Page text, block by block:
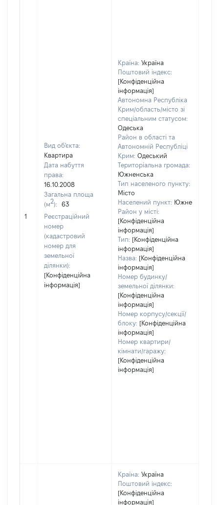
1
Вид об'єкта:
Квартира
Дата набуття
права:
16.10.2008
Загальна площа
(м2):
63
Реєстраційний
номер
(кадастровий
номер для
земельної
ділянки):
[Конфіденційна
інформація]
Країна: Україна
Поштовий індекс:
[Конфіденційна
інформація]
Автономна Республіка
Крим/область/місто зі
спеціальним статусом:
Одеська
Район в області та
Автономній Республіці
Крим: Одеський
Територіальна громада:
Южненська
Тип населеного пункту:
Місто
Населений пункт: Южне
Район у місті:
[Конфіденційна
інформація]
Тип: [Конфіденційна
інформація]
Назва: [Конфіденційна
інформація]
Номер будинку/
земельної ділянки:
[Конфіденційна
інформація]
Номер корпусу/секції/
блоку: [Конфіденційна
інформація]
Номер квартири/
кімнати/гаражу:
[Конфіденційна
інформація]
Країна: Україна
Поштовий індекс:
[Конфіденційна
інформація]